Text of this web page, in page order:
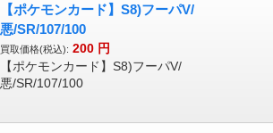
【ポケモンカード】S8)フーパV/
悪/SR/107/100
買取価格(税込): 200 円
【ポケモンカード】S8)フーパV/
悪/SR/107/100